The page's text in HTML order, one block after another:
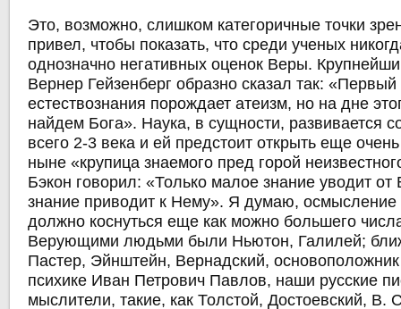
Это, возможно, слишком категоричные точки
привел, чтобы показать, что среди ученых
однозначно негативных оценок Веры.
Вернер Гейзенберг образно сказал так: «Первый
естествознания порождает атеизм, но на дне
найдем Бога». Наука, в сущности, развивается
всего 2-3 века и ей предстоит открыть еще
ныне «крупица знаемого пред горой
Бэкон говорил: «Только малое знание уводит
знание приводит к Нему». Я думаю,
должно коснуться еще как можно большего
Верующими людьми были Ньютон, Галилей;
Пастер, Эйнштейн, Вернадский, основоположник
психике Иван Петрович Павлов, наши русские
мыслители, такие, как Толстой, Достоевский, В.